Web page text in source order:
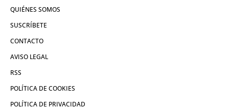
QUIÉNES SOMOS
SUSCRÍBETE
CONTACTO
AVISO LEGAL
RSS
POLÍTICA DE COOKIES
POLÍTICA DE PRIVACIDAD